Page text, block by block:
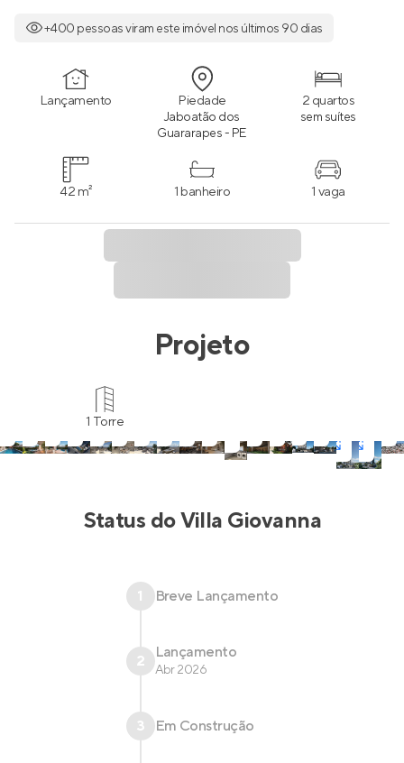
+400 pessoas viram este imóvel nos últimos 90 dias
Lançamento Piedade
Jaboatão dos
Guararapes - PE
2 quartos
sem suítes
42 m² 1 banheiro 1 vaga
Projeto
1 Torre
Status doVilla Giovanna
1 Breve Lançamento
2 Lançamento
Abr 2026
3 Em Construção